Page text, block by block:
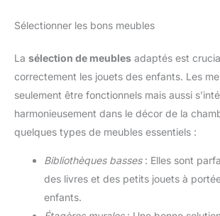
Sélectionner les bons meubles
La sélection de meubles adaptés est
correctement les jouets des enfants. Les
seulement être fonctionnels mais aussi
harmonieusement dans le décor de la
quelques types de meubles essentiels :
Bibliothèques basses: Elles sont
des livres et des petits jouets à
enfants.